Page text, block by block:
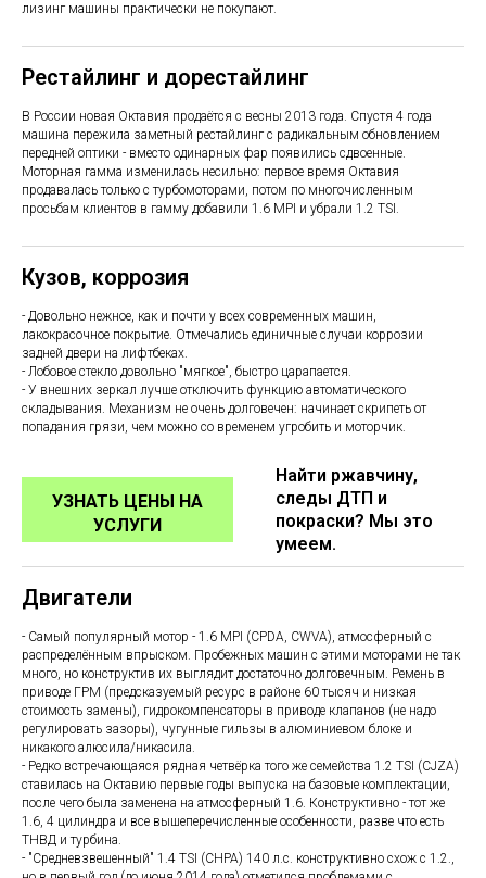
лизинг машины практически не покупают.
Рестайлинг и дорестайлинг
В России новая Октавия продаётся с весны 2013 года. Спустя 4 года
машина пережила заметный рестайлинг с радикальным обновлением
передней оптики - вместо одинарных фар появились сдвоенные.
Моторная гамма изменилась несильно: первое время Октавия
продавалась только с турбомоторами, потом по многочисленным
просьбам клиентов в гамму добавили 1.6 MPI и убрали 1.2 TSI.
Кузов, коррозия
- Довольно нежное, как и почти у всех современных машин,
лакокрасочное покрытие. Отмечались единичные случаи коррозии
задней двери на лифтбеках.
- Лобовое стекло довольно "мягкое", быстро царапается.
- У внешних зеркал лучше отключить функцию автоматического
складывания. Механизм не очень долговечен: начинает скрипеть от
попадания грязи, чем можно со временем угробить и моторчик.
УЗНАТЬ ЦЕНЫ НА
УСЛУГИ
Найти ржавчину,
следы ДТП и
покраски? Мы это
умеем.
Двигатели
- Самый популярный мотор - 1.6 MPI (CPDA, CWVA), атмосферный с
распределённым впрыском. Пробежных машин с этими моторами не так
много, но конструктив их выглядит достаточно долговечным. Ремень в
приводе ГРМ (предсказуемый ресурс в районе 60 тысяч и низкая
стоимость замены), гидрокомпенсаторы в приводе клапанов (не надо
регулировать зазоры), чугунные гильзы в алюминиевом блоке и
никакого алюсила/никасила.
- Редко встречающаяся рядная четвёрка того же семейства 1.2 TSI (CJZA)
ставилась на Октавию первые годы выпуска на базовые комплектации,
после чего была заменена на атмосферный 1.6. Конструктивно - тот же
1.6, 4 цилиндра и все вышеперечисленные особенности, разве что есть
ТНВД и турбина.
- "Средневзвешенный" 1.4 TSI (CHPA) 140 л.с. конструктивно схож с 1.2.,